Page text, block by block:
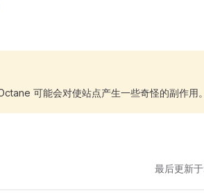
可能会对使站点产生一些奇怪的副作用。
最后更新